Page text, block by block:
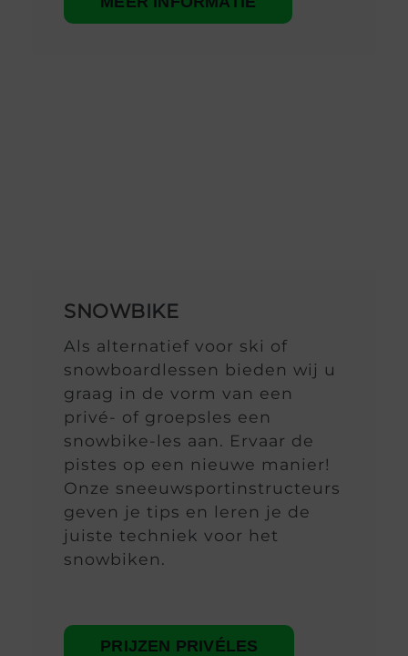
SNOWBIKE
Als alternatief voor ski of
snowboardlessen bieden wij u
graag in de vorm van een
privé- of groepsles een
snowbike-les aan. Ervaar de
pistes op een nieuwe manier!
Onze sneeuwsportinstructeurs
geven je tips en leren je de
juiste techniek voor het
snowbiken.
PRIJZEN PRIVÉLES